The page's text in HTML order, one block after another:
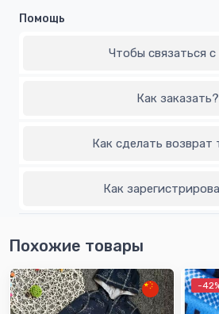
Помощь
Чтобы связаться с
Как заказать?
Как сделать возврат
Как
Похожие товары
-